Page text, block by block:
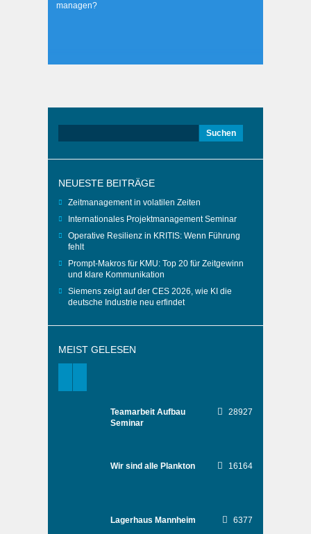
managen?
nach:
NEUESTE BEITRÄGE
Zeitmanagement in volatilen Zeiten
Internationales Projektmanagement Seminar
Operative Resilienz in KRITIS: Wenn Führung
fehlt
Prompt-Makros für KMU: Top 20 für Zeitgewinn
und klare Kommunikation
Siemens zeigt auf der CES 2026, wie KI die
deutsche Industrie neu erfindet
MEIST GELESEN
Teamarbeit Aufbau
Seminar
28927
Wir sind alle Plankton 16164
Lagerhaus Mannheim 6377